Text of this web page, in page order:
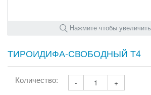
Нажмите чтобы увеличить
ТИРОИДИФА-СВОБОДНЫЙ Т4
Количество: - +